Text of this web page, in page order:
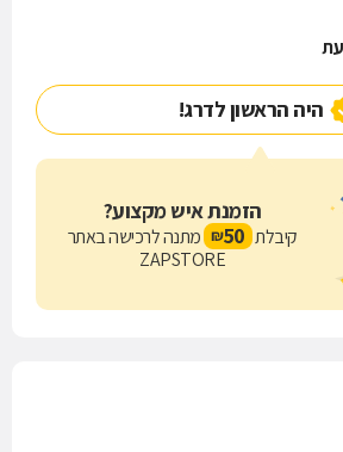
היה הראשון לדרג!
הזמנת איש מקצוע?
קיבלת 50
₪ מתנה לרכישה באתר
ZAPSTORE